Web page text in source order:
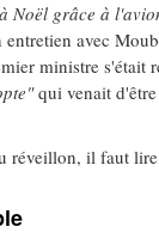
Noël grâce à
avec
ministre s'était
qui venait
réveillon, il faut